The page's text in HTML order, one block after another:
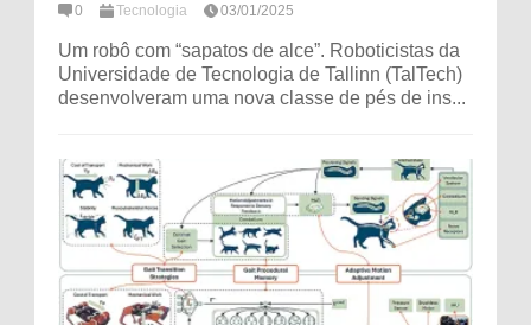
0 Tecnologia 03/01/2025
Um robô com “sapatos de alce”. Roboticistas da
Universidade de Tecnologia de Tallinn (TalTech)
desenvolveram uma nova classe de pés de ins...